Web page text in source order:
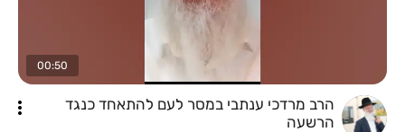
00:50
הרב מרדכי ענתבי במסר לעם להתאחד כנגד
הרשעה